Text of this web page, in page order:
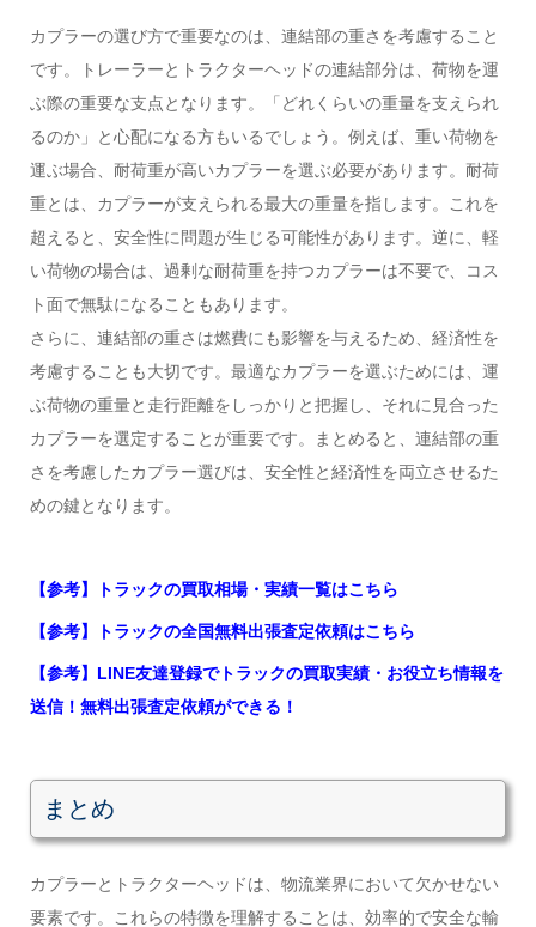
カプラーの選び方で重要なのは、連結部の重さを考慮すること
です。トレーラーとトラクターヘッドの連結部分は、荷物を運
ぶ際の重要な支点となります。「どれくらいの重量を支えられ
るのか」と心配になる方もいるでしょう。例えば、重い荷物を
運ぶ場合、耐荷重が高いカプラーを選ぶ必要があります。耐荷
重とは、カプラーが支えられる最大の重量を指します。これを
超えると、安全性に問題が生じる可能性があります。逆に、軽
い荷物の場合は、過剰な耐荷重を持つカプラーは不要で、コス
ト面で無駄になることもあります。
さらに、連結部の重さは燃費にも影響を与えるため、経済性を
考慮することも大切です。最適なカプラーを選ぶためには、運
ぶ荷物の重量と走行距離をしっかりと把握し、それに見合った
カプラーを選定することが重要です。まとめると、連結部の重
さを考慮したカプラー選びは、安全性と経済性を両立させるた
めの鍵となります。
【参考】トラックの買取相場・実績一覧はこちら
【参考】トラックの全国無料出張査定依頼はこちら
【参考】LINE友達登録でトラックの買取実績・お役立ち情報を
送信！無料出張査定依頼ができる！
まとめ
カプラーとトラクターヘッドは、物流業界において欠かせない
要素です。これらの特徴を理解することは、効率的で安全な輸